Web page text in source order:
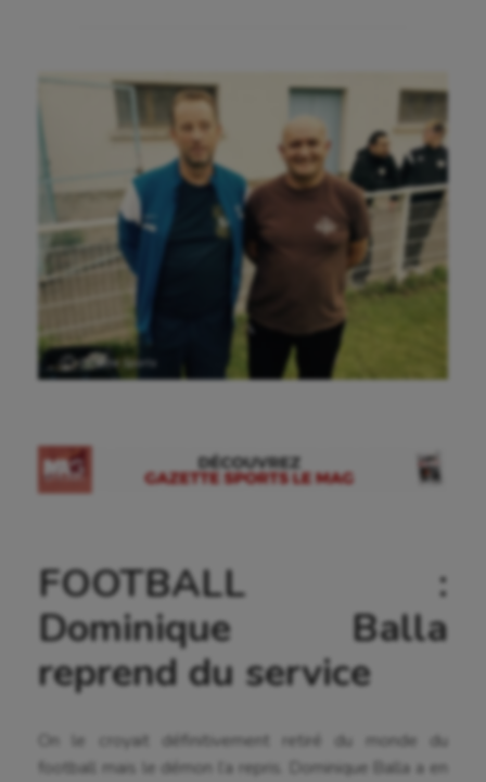
Ⓒ Gazette Sports
FOOTBALL :
Dominique Balla
reprend du service
On le croyait définitivement retiré du monde du
football mais le démon l’a repris. Dominique Balla a en